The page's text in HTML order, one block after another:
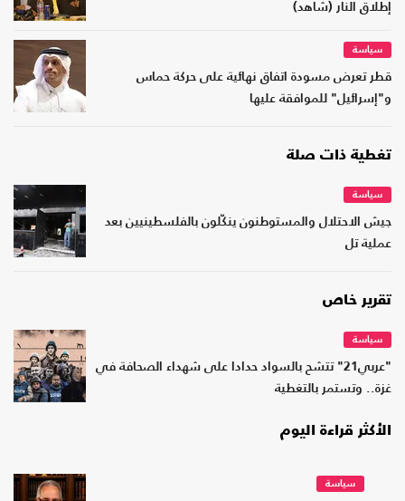
إطلاق النار (شاهد)
سياسة
قطر تعرض مسودة اتفاق نهائية على حركة حماس
و"إسرائيل" للموافقة عليها
تغطية ذات صلة
سياسة
جيش الاحتلال والمستوطنون ينكّلون بالفلسطينيين بعد
عملية تل
تقرير خاص
سياسة
"عربي21" تتشح بالسواد حدادا على شهداء الصحافة في
غزة.. وتستمر بالتغطية
الأكثر قراءة اليوم
سياسة